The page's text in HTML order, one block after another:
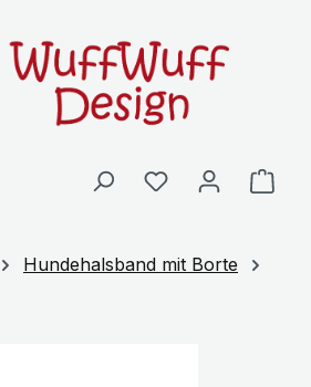
Hundehalsband mit Borte